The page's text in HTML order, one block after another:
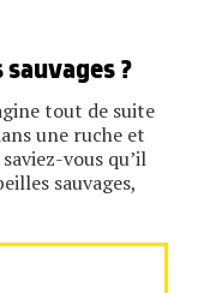
?
tout de suite
une ruche et
vous qu’il
sauvages,